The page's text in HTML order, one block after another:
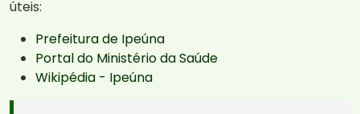
úteis:
Prefeitura de Ipeúna
Portal do Ministério da Saúde
Wikipédia - Ipeúna